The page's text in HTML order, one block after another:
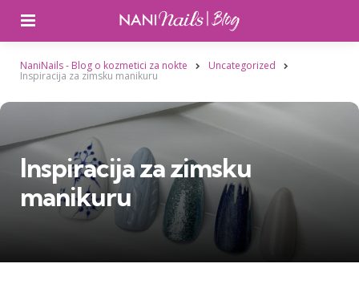
NaniNails - Blog o kozmetici za nokte Uncategorized
Inspiracija za zimsku manikuru
Inspiracija za zimsku
manikuru